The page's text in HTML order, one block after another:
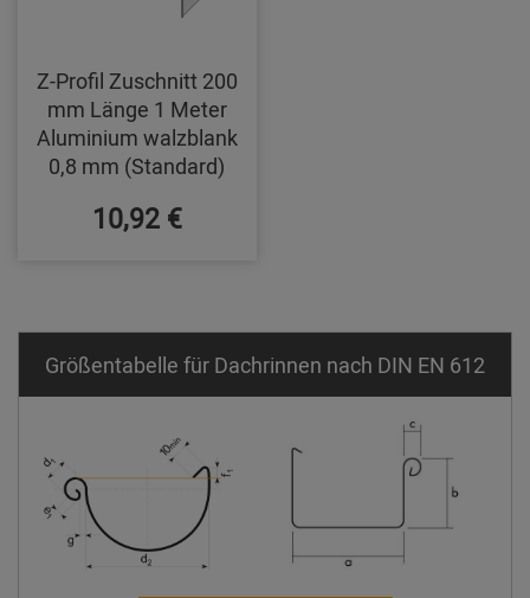
Z-Profil Zuschnitt 200
mm Länge 1 Meter
Aluminium walzblank
0,8 mm (Standard)
10,92 €
Größentabelle für Dachrinnen nach DIN EN 612